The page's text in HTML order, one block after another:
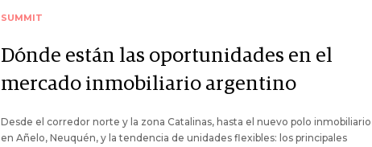
SUMMIT
Dónde están las oportunidades en el
mercado inmobiliario argentino
Desde el corredor norte y la zona Catalinas, hasta el nuevo polo inmobiliario
en Añelo, Neuquén, y la tendencia de unidades flexibles: los principales